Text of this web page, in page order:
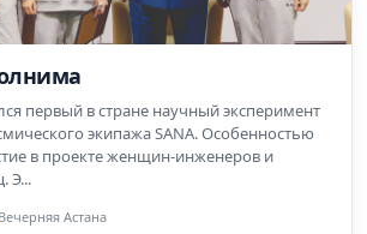
первый в стране научный эксперимент
экипажа SANA. Особенностью
в проекте женщин-инженеров и
Э...
Вечерняя Астана